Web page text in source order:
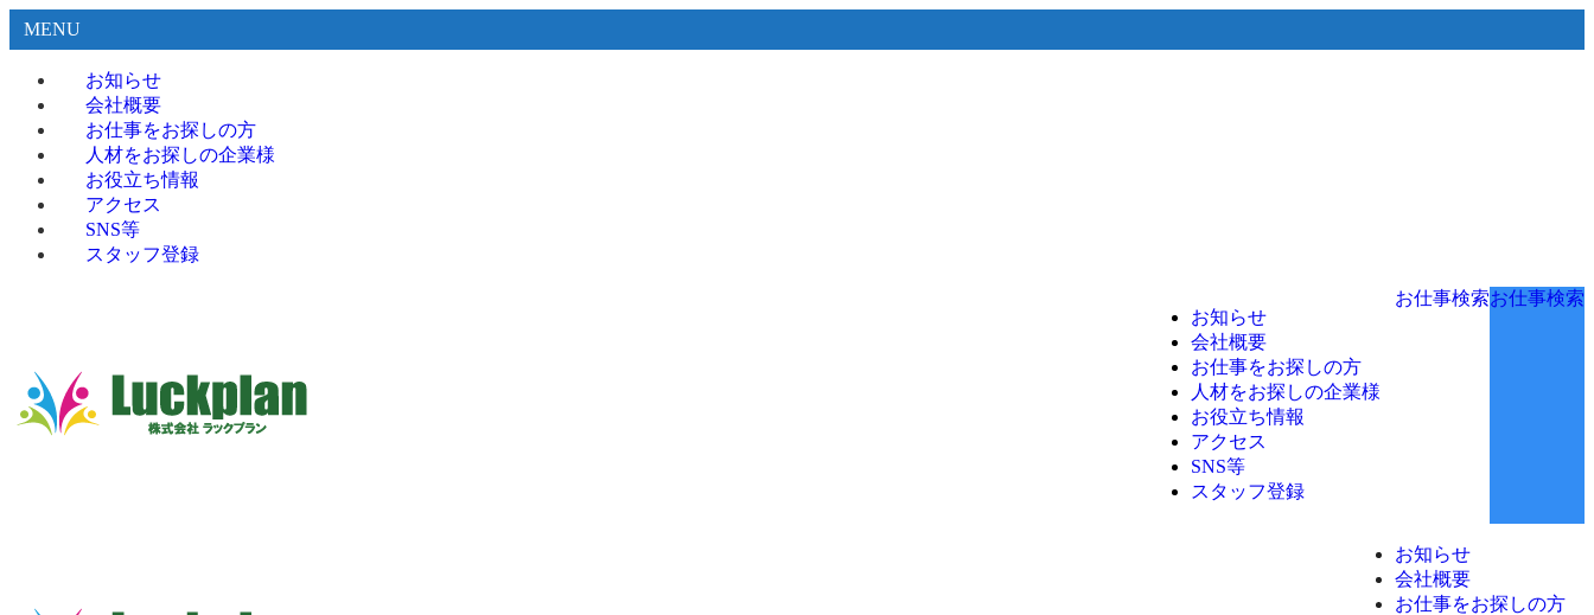
MENU
お知らせ
会社概要
お仕事をお探しの方
人材をお探しの企業様
お役立ち情報
アクセス
SNS等
スタッフ登録
お知らせ
会社概要
お仕事をお探しの方
人材をお探しの企業様
お役立ち情報
アクセス
SNS等
スタッフ登録
お仕事検索お仕事検索
お知らせ
会社概要
お仕事をお探しの方